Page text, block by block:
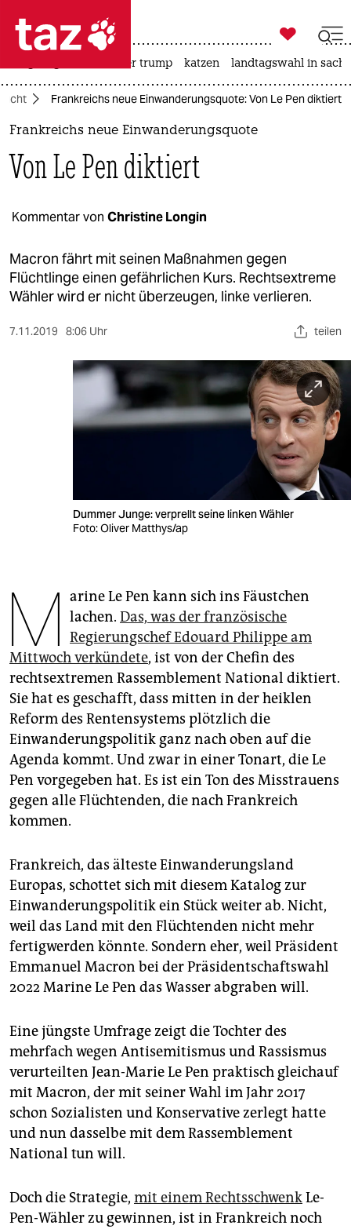
 taz zahl ich
taz zahl ich
politik
öko
gesellschaft
kultur
wahrheit
veranstaltungen
unterstützen
abo
genossenschaft
epaper login

taz zahl ich
usa unter trump katzen landtagswahl in
Frankreichs neue Einwanderungsquote: Von Le Pen diktiert
Frankreichs neue Einwanderungsquote
Von Le Pen diktiert
Kommentar von Christine Longin
Macron fährt mit seinen Maßnahmen gegen
Flüchtlinge einen gefährlichen Kurs. Rechtsextreme
Wähler wird er nicht überzeugen, linke verlieren.
7.11.2019 8:06 Uhr teilen
Dummer Junge: verprellt seine linken Wähler
Foto: Oliver Matthys/ap
M arine Le Pen kann sich ins Fäustchen
lachen. Das, was der französische
Regierungschef Edouard Philippe am
Mittwoch verkündete, ist von der Chefin des
rechtsextremen Rassemblement National diktiert.
Sie hat es geschafft, dass mitten in der heiklen
Reform des Rentensystems plötzlich die
Einwanderungspolitik ganz nach oben auf die
Agenda kommt. Und zwar in einer Tonart, die Le
Pen vorgegeben hat. Es ist ein Ton des Misstrauens
gegen alle Flüchtenden, die nach Frankreich
kommen.
Frankreich, das älteste Einwanderungsland
Europas, schottet sich mit diesem Katalog zur
Einwanderungspolitik ein Stück weiter ab. Nicht,
weil das Land mit den Flüchtenden nicht mehr
fertigwerden könnte. Sondern eher, weil Präsident
Emmanuel Macron bei der Präsidentschaftswahl
2022 Marine Le Pen das Wasser abgraben will.
Eine jüngste Umfrage zeigt die Tochter des
mehrfach wegen Antisemitismus und Rassismus
verurteilten Jean-Marie Le Pen praktisch gleichauf
mit Macron, der mit seiner Wahl im Jahr 2017
schon Sozialisten und Konservative zerlegt hatte
und nun dasselbe mit dem Rassemblement
National tun will.
Doch die Strategie, mit einem RechtsschwenkLe-
Pen-Wähler zu gewinnen, ist in Frankreich noch